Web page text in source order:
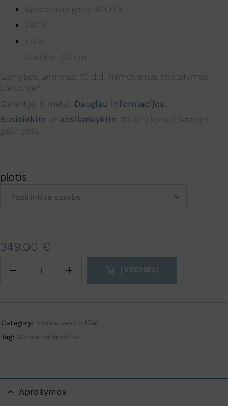
Apšvietimo galia: 4000 K
240 V
7.5 W
Aukštis: 65 cm
Gamybos terminas: 10 d.d. Nemokamas pristatymas
Lietuvoje*.
Garantija: 5 metai. Daugiau informacijos.
Susisiekite ar apsilankykite dėl kitų komplektacijos
galimybių.
plotis
349,00 €
Į KREPŠELĮ
l
t
i
:
Category: Vonios veidrodžiai
Tag: Vonios veidrodžiai
Aprašymas